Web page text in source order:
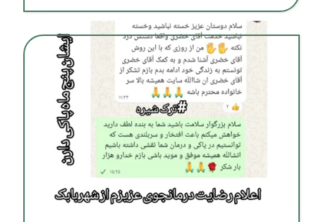
ترک اعتیاد بدون درد و خماری در شیراز